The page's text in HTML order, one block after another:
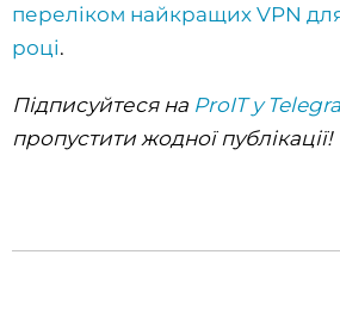
переліком найкращих VPN
році.
Підписуйтеся на ProIT у
пропустити жодної публікації!